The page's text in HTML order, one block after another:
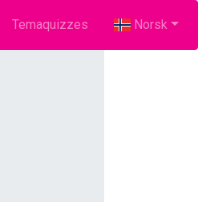
Temaquizzes Norsk